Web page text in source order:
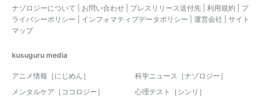
ナゾロジーについて お問い合わせ プレスリリース送付先 利用規約
プ
ライバシーポリシー
インフォマティブデータポリシー 運営会社
サイト
マップ
kusuguru media
アニメ情報［にじめん］
科学ニュース［ナゾロジー］
メンタルケア［ココロジー］
心理テスト［シンリ］